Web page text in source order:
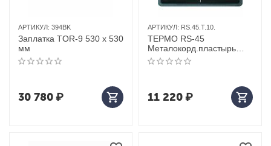
АРТИКУЛ: 394BK
Заплатка TOR-9 530 х 530
мм
30 780₽
АРТИКУЛ: RS.45.T.10.
ТЕРМО RS-45
Металокорд.пластырь
10шт 180*230
11 220₽